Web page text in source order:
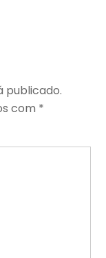
publicado.
com *